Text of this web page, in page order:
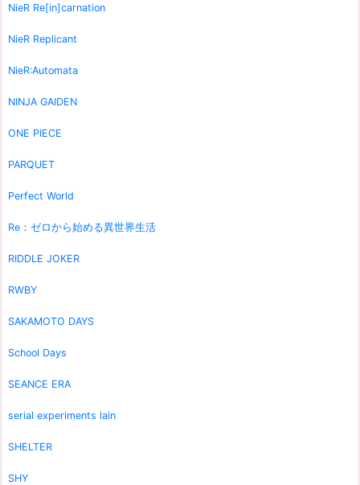
NieR Re[in]carnation
NieR Replicant
NieR:Automata
NINJA GAIDEN
ONE PIECE
PARQUET
Perfect World
Re：ゼロから始める異世界生活
RIDDLE JOKER
RWBY
SAKAMOTO DAYS
School Days
SEANCE ERA
serial experiments lain
SHELTER
SHY